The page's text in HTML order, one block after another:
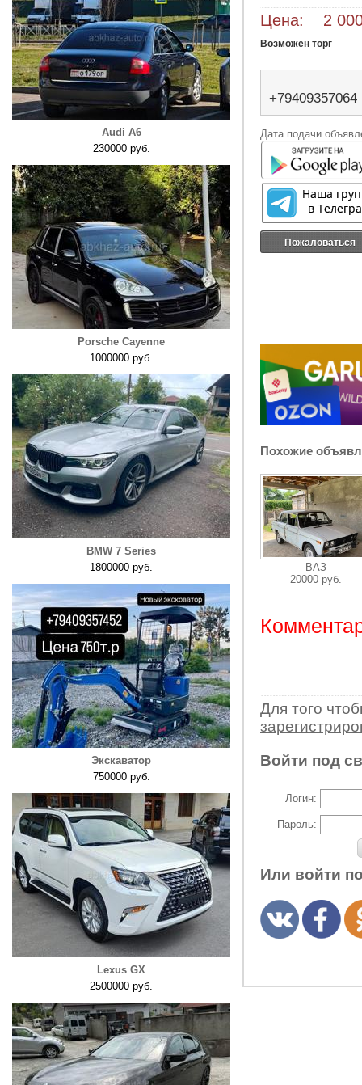
Audi A6
230000 руб.
Porsche Cayenne
1000000 руб.
BMW 7 Series
1800000 руб.
Экскаватор
750000 руб.
Lexus GX
2500000 руб.
Цена: 2
Возможен торг
+79409357064
Дата подачи
Пожаловаться
Похожие
ВАЗ
20000 руб.
Для того
Войти под
Логин:
Пароль:
Или войти